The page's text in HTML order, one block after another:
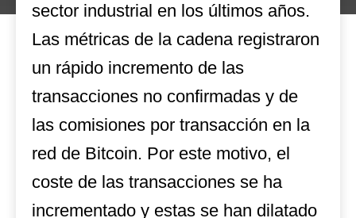
sector industrial en los últimos años.
Las métricas de la cadena registraron
un rápido incremento de las
transacciones no confirmadas y de
las comisiones por transacción en la
red de Bitcoin. Por este motivo, el
coste de las transacciones se ha
incrementado y estas se han dilatado